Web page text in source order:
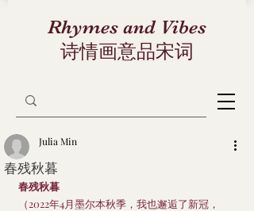
Rhymes and Vibes
诗情画意品宋词
春残秋暮
Julia Min
春残秋暮
（2022年4月墨尔本秋季，我也邂逅了新冠，